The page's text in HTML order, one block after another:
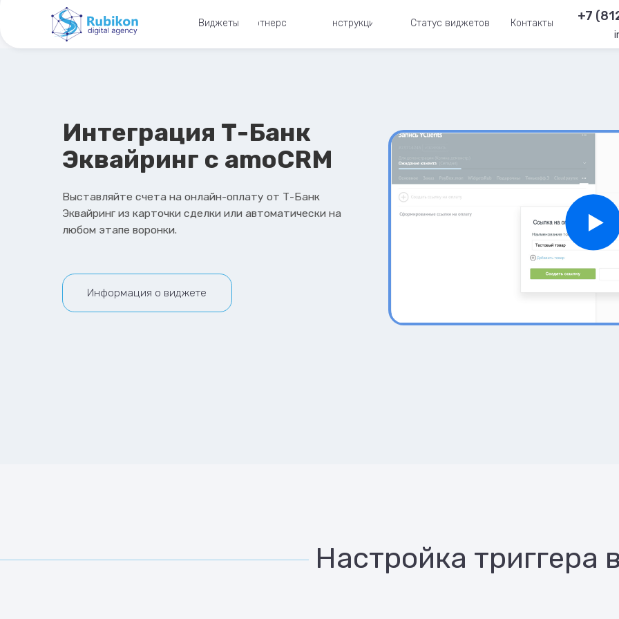
Виджеты Партнерство Инструкции +7
Контакты
Статус виджетов
Интеграция Т-Банк
Эквайринг c amoCRM
Выставляйте счета на онлайн-оплату от Т-Банк
Эквайринг из карточки сделки или автоматически на
Настройка триггера